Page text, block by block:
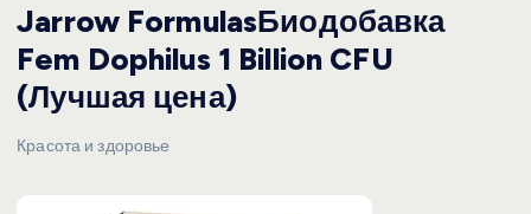
Jarrow FormulasБиодобавка
Fem Dophilus 1 Billion CFU
(Лучшая цена)
Красота и здоровье